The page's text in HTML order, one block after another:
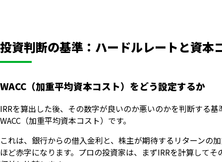
投資判断の基準：ハードルレートと資本
WACC（加重平均資本コスト）をどう設定するか
IRRを算出した後、その数字が良いのか悪いのかを判断する
WACC（加重平均資本コスト）です。
これは、銀行からの借入金利と、株主が期待するリターンの
ほど赤字になります。プロの投資家は、まずIRRを計算して